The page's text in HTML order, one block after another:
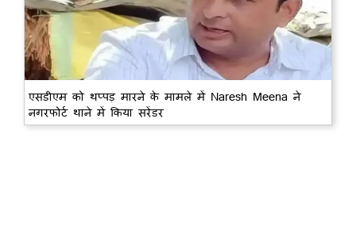
एसडीएम को थप्पड़ मारने के मामले में Naresh Meena ने
नगरफोर्ट थाने में किया सरेंडर